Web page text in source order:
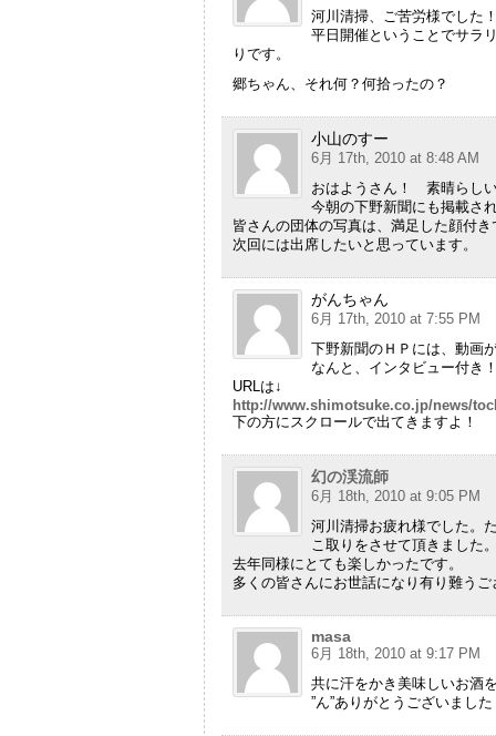
河川清掃、ご苦労様でした
平日開催ということでサラ
りです。
郷ちゃん、それ何？何拾ったの？
小山のすー
6月 17th, 2010 at 8:48 AM
おはようさん！ 素晴らし
今朝の下野新聞にも掲載さ
皆さんの団体の写真は、満足した顔付き
次回には出席したいと思っています。
がんちゃん
6月 17th, 2010 at 7:55 PM
下野新聞のＨＰには、動画
なんと、インタビュー付き
URLは↓
http://www.shimotsuke.co.jp/news/
下の方にスクロールで出てきますよ！
幻の渓流師
6月 18th, 2010 at 9:05 PM
河川清掃お疲れ様でした。
こ取りをさせて頂きました
去年同様にとても楽しかったです。
多くの皆さんにお世話になり有り難う
masa
6月 18th, 2010 at 9:17 PM
共に汗をかき美味しいお酒
”ん”ありがとうございま